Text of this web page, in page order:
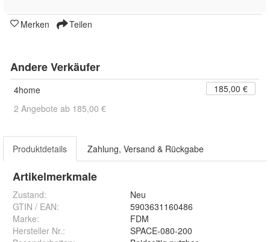
Merken Teilen
Andere Verkäufer
4home
185,00 €
2 Angebote ab 185,00 €
Produktdetails Zahlung, Versand & Rückgabe
Artikelmerkmale
Zustand:
Neu
GTIN / EAN:
5903631160486
Marke:
FDM
Hersteller Nr.:
SPACE-080-200